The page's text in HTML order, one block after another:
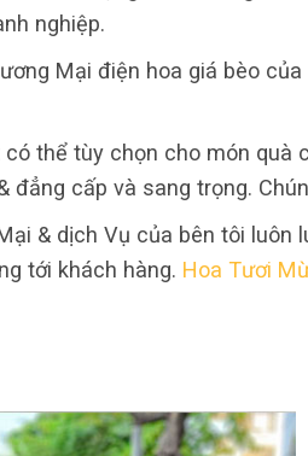
nghiệp.
Mại điện hoa giá bèo
thể tùy chọn cho món quà
đẳng cấp và sang trọng.
& dịch Vụ của bên tôi luôn
tới khách hàng. Hoa Tươi